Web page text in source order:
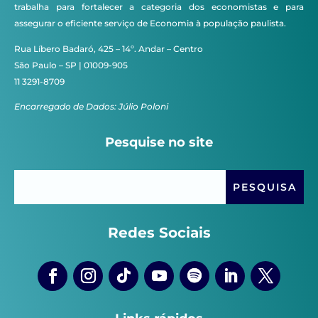
trabalha para fortalecer a categoria dos economistas e para
assegurar o eficiente serviço de Economia à população paulista.
Rua Líbero Badaró, 425 – 14º. Andar – Centro
São Paulo – SP | 01009-905
11 3291-8709
Encarregado de Dados: Júlio Poloni
Pesquise no site
Redes Sociais